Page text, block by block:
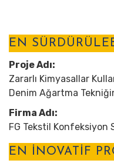
EN
Proje Adı:
Zararlı Kimyasallar
Denim Ağartma
Firma Adı:
FG Tekstil Konfeksiyon
EN İNOVATİF